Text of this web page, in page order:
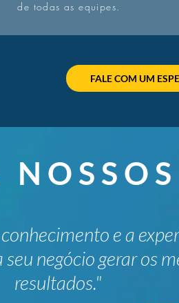
de todas as equipes.
FALE COM UM
e a
negócio gerar os
resultados."